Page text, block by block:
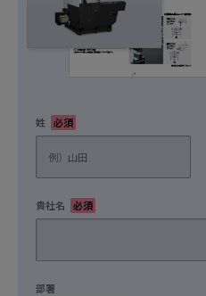
姓 必須
貴社名 必須
部署